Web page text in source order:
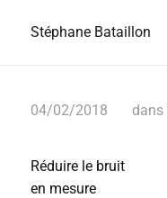
Stéphane Bataillon
04/02/2018 dans
Réduire le bruit
en mesure